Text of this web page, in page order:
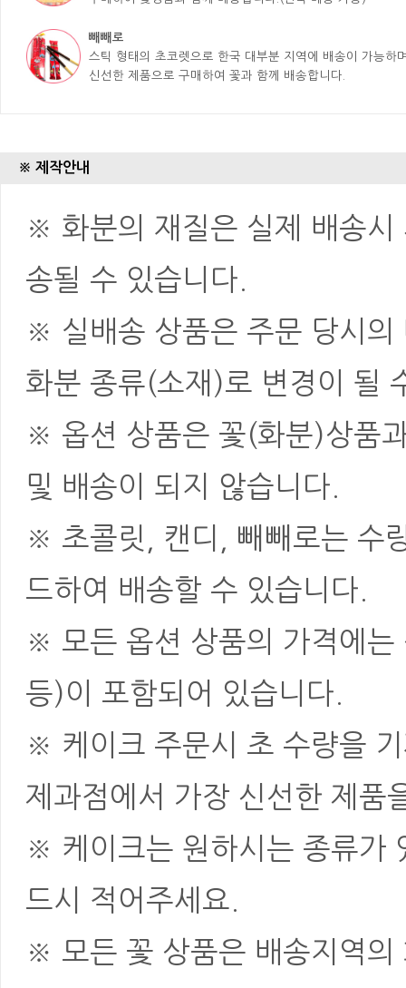
빼빼로
스틱 형태의 초코렛으로 한국 대부분 지역에 배송이 가능하
신선한 제품으로 구매하여 꽃과 함께 배송합니다.
※ 제작안내
※ 화분의 재질은 실제 배송시
송될 수 있습니다.
※ 실배송 상품은 주문 당시의
화분 종류(소재)로 변경이 될
※ 옵션 상품은 꽃(화분)상품
및 배송이 되지 않습니다.
※ 초콜릿, 캔디, 빼빼로는 수
드하여 배송할 수 있습니다.
※ 모든 옵션 상품의 가격에는
등)이 포함되어 있습니다.
※ 케이크 주문시 초 수량을
제과점에서 가장 신선한 제품
※ 케이크는 원하시는 종류가
드시 적어주세요.
※ 모든 꽃 상품은 배송지역의